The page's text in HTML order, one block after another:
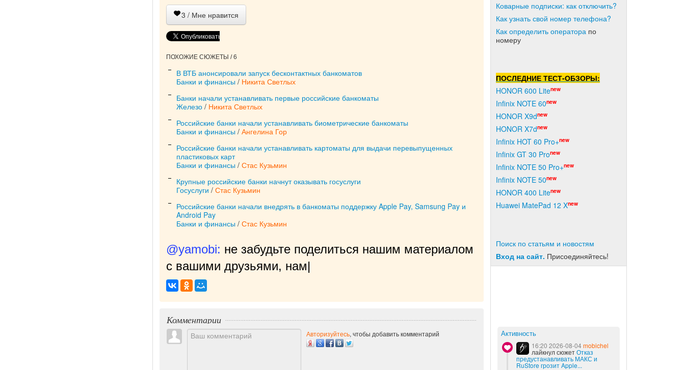
3 / Мне нравится
ПОХОЖИЕ СЮЖЕТЫ / 6
В ВТБ анонсировали запуск бесконтактных банкоматов
Банки и финансы / Никита Светлых
Банки начали устанавливать первые российские банкоматы
Железо / Никита Светлых
Российские банки начали устанавливать биометрические банкоматы
Банки и финансы / Ангелина Гор
Российские банки начали устанавливать картоматы для выдачи перевыпущенных
пластиковых карт
Банки и финансы / Стас Кузьмин
Крупные российские банки начнут оказывать госуслуги
Госуслуги / Стас Кузьмин
Российские банки начали внедрять в банкоматы поддержку Apple Pay, Samsung Pay и
Android Pay
Банки и финансы / Стас Кузьмин
@yamobi: не забудьте поделиться нашим материалом
с вашими друзьями, нам будет очень приятно
Комментарии
Авторизуйтесь, чтобы добавить комментарий
Коварные подписки: как отключить?
Как узнать свой номер телефона?
Как определить оператора по
номеру
ПОСЛЕДНИЕ ТЕСТ-ОБЗОРЫ:
HONOR 600 Litenew
Infinix NOTE 60new
HONOR X9dnew
HONOR X7dnew
Infinix HOT 60 Pro+new
Infinix GT 30 Pronew
Infinix NOTE 50 Pro+new
Infinix NOTE 50new
HONOR 400 Litenew
Huawei MatePad 12 Xnew
Поиск по статьям и новостям
Вход на сайт. Присоединяйтесь!
Активность
16:20 2026-08-04mobichel
лайкнул сюжетОтказ
предустанавливать МАКС и
RuStore грозит Apple...